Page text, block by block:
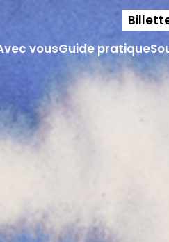
vousGuide pratique